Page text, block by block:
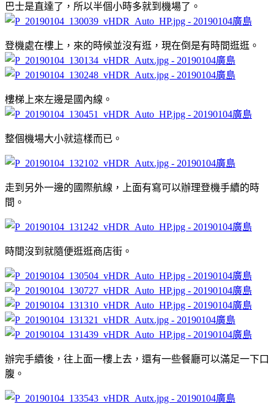
巴士是直達了，所以半個小時多就到機場了。
登機處在樓上，來的時候並沒有逛，現在倒是有時間逛逛。
樓梯上來左邊是國內線。
整個機場大小就這樣而已。
走到另外一邊的國際航線，上面有寫可以辦理登機手續的時
間。
時間沒到就隨便逛逛商店街。
辦完手續後，往上面一樓上去，還有一些餐廳可以滿足一下口
腹。